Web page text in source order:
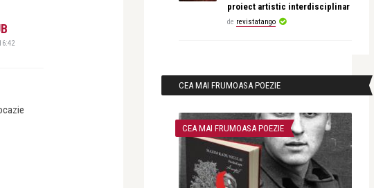
proiect artistic interdisciplinar
de revistatango
CEA MAI FRUMOASA POEZIE
CEA MAI FRUMOASA POEZIE